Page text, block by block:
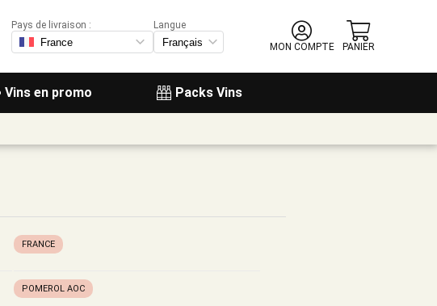
Vins en promo Packs Vins
Pays de livraison :
Langue
MON COMPTE
PANIER
FRANCE
POMEROL AOC